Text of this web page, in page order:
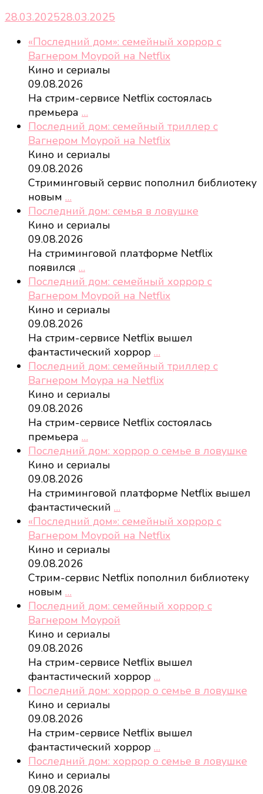
28.03.202528.03.2025
«Последний дом»: семейный хоррор с
Вагнером Моурой на Netflix
Кино и сериалы
09.08.2026
На стрим-сервисе Netflix состоялась
премьера …
Последний дом: семейный триллер с
Вагнером Моурой на Netflix
Кино и сериалы
09.08.2026
Стриминговый сервис пополнил библиотеку
новым …
Последний дом: семья в ловушке
Кино и сериалы
09.08.2026
На стриминговой платформе Netflix
появился …
Последний дом: семейный хоррор с
Вагнером Моурой на Netflix
Кино и сериалы
09.08.2026
На стрим-сервисе Netflix вышел
фантастический хоррор …
Последний дом: семейный триллер с
Вагнером Моура на Netflix
Кино и сериалы
09.08.2026
На стрим-сервисе Netflix состоялась
премьера …
Последний дом: хоррор о семье в ловушке
Кино и сериалы
09.08.2026
На стриминговой платформе Netflix вышел
фантастический …
«Последний дом»: семейный хоррор с
Вагнером Моурой на Netflix
Кино и сериалы
09.08.2026
Стрим-сервис Netflix пополнил библиотеку
новым …
Последний дом: семейный хоррор с
Вагнером Моурой
Кино и сериалы
09.08.2026
На стрим-сервисе Netflix вышел
фантастический хоррор …
Последний дом: хоррор о семье в ловушке
Кино и сериалы
09.08.2026
На стрим-сервисе Netflix вышел
фантастический хоррор …
Последний дом: хоррор о семье в ловушке
Кино и сериалы
09.08.2026